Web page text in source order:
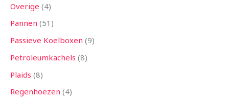
Overige 4
Pannen 51
Passieve Koelboxen 9
Petroleumkachels 8
Plaids 8
Regenhoezen 4